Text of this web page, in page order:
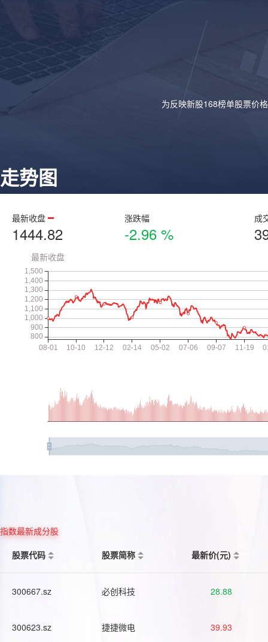
为反映新股168榜单股票价
走势图
最新收盘
1444.82
涨跌幅
-2.96 %
成
指数最新成分股
股票代码
股票简称 最新价(元)
300667.sz 必创科技 28.88
300623.sz 捷捷微电 39.93